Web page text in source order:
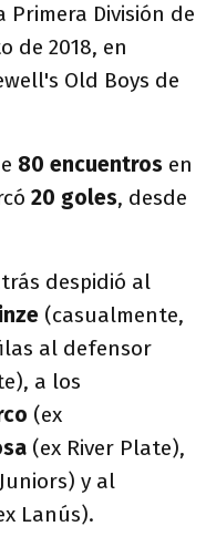
Primera División de
de 2018, en
Old Boys de
80 encuentros en
20 goles, desde
despidió al
(casualmente,
al defensor
a los
(ex
(ex River Plate),
y al
Lanús).